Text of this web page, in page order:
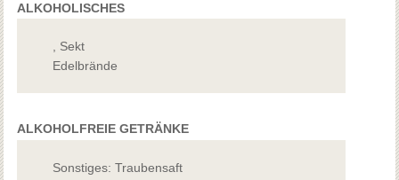
ALKOHOLISCHES
, Sekt
Edelbrände
ALKOHOLFREIE GETRÄNKE
Sonstiges: Traubensaft